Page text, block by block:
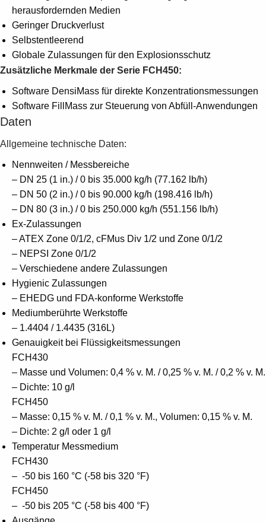
herausfordernden Medien
Geringer Druckverlust
Selbstentleerend
Globale Zulassungen für den Explosionsschutz
Zusätzliche Merkmale der Serie FCH450:
Software DensiMass für direkte Konzentrationsmessungen
Software FillMass zur Steuerung von Abfüll-Anwendungen
Daten
Allgemeine technische Daten:
Nennweiten / Messbereiche
– DN 25 (1 in.) / 0 bis 35.000 kg/h (77.162 lb/h)
– DN 50 (2 in.) / 0 bis 90.000 kg/h (198.416 lb/h)
– DN 80 (3 in.) / 0 bis 250.000 kg/h (551.156 lb/h)
Ex-Zulassungen
– ATEX Zone 0/1/2, cFMus Div 1/2 und Zone 0/1/2
– NEPSI Zone 0/1/2
– Verschiedene andere Zulassungen
Hygienic Zulassungen
– EHEDG und FDA-konforme Werkstoffe
Mediumberührte Werkstoffe
– 1.4404 / 1.4435 (316L)
Genauigkeit bei Flüssigkeitsmessungen
FCH430
– Masse und Volumen: 0,4 % v. M. / 0,25 % v. M. / 0,2 % v. M.
– Dichte: 10 g/l
FCH450
– Masse: 0,15 % v. M. / 0,1 % v. M., Volumen: 0,15 % v. M.
– Dichte: 2 g/l oder 1 g/l
Temperatur Messmedium
FCH430
– -50 bis 160 °C (-58 bis 320 °F)
FCH450
– -50 bis 205 °C (-58 bis 400 °F)